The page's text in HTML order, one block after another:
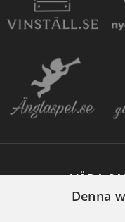
VÅRA
Denna